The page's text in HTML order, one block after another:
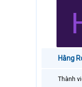
Hằng
Thành